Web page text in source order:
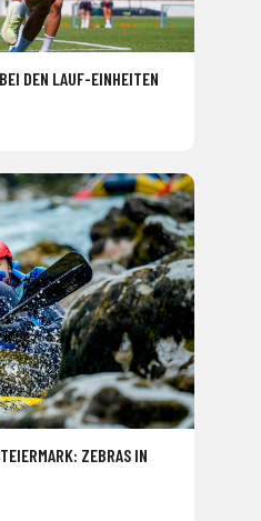
DEN LAUF-EINHEITEN
ZEBRAS IN